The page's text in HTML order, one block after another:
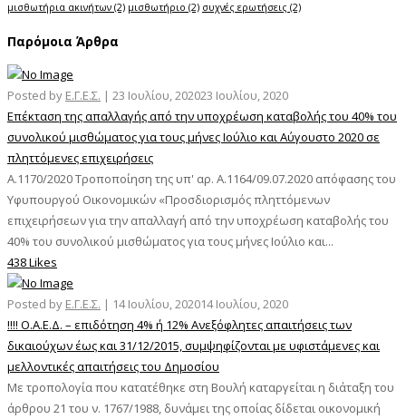
μισθωτήρια ακινήτων (2) μισθωτήριο (2) συχνές ερωτήσεις (2)
Παρόμοια Άρθρα
Posted by Ε.Γ.Ε.Σ. | 23 Ιουλίου, 202023 Ιουλίου, 2020
Επέκταση της απαλλαγής από την υποχρέωση καταβολής του 40% του
συνολικού μισθώματος για τους μήνες Ιούλιο και Αύγουστο 2020 σε
πληττόμενες επιχειρήσεις
Α.1170/2020 Τροποποίηση της υπ' αρ. Α.1164/09.07.2020 απόφασης του
Υφυπουργού Οικονομικών «Προσδιορισμός πληττόμενων
επιχειρήσεων για την απαλλαγή από την υποχρέωση καταβολής του
40% του συνολικού μισθώματος για τους μήνες Ιούλιο και...
438 Likes
Posted by Ε.Γ.Ε.Σ. | 14 Ιουλίου, 202014 Ιουλίου, 2020
!!!! Ο.Α.Ε.Δ. – επιδότηση 4% ή 12% Ανεξόφλητες απαιτήσεις των
δικαιούχων έως και 31/12/2015, συμψηφίζονται με υφιστάμενες και
μελλοντικές απαιτήσεις του Δημοσίου
Με τροπολογία που κατατέθηκε στη Βουλή καταργείται η διάταξη του
άρθρου 21 του ν. 1767/1988, δυνάμει της οποίας δίδεται οικονομική